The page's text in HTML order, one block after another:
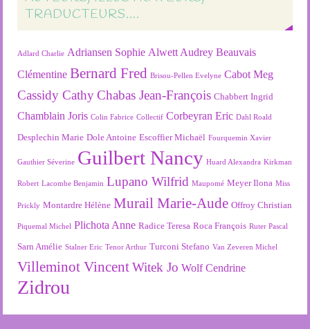
TRADUCTEURS….
Adlard Charlie Adriansen Sophie Alwett Audrey Beauvais
Clémentine Bernard Fred Brisou-Pellen Evelyne Cabot Meg
Cassidy Cathy Chabas Jean-François Chabbert Ingrid
Chamblain Joris Colin Fabrice Collectif Corbeyran Eric Dahl Roald
Desplechin Marie Dole Antoine Escoffier Michaël Fourquemin Xavier
Gauthier Séverine Guilbert Nancy Huard Alexandra Kirkman
Robert Lacombe Benjamin Lupano Wilfrid Maupomé Meyer Ilona Miss
Prickly Montardre Hélène Murail Marie-Aude Offroy Christian
Piquemal Michel Plichota Anne Radice Teresa Roca François Ruter Pascal
Sarn Amélie Stalner Eric Tenor Arthur Turconi Stefano Van Zeveren Michel
Villeminot Vincent Witek Jo Wolf Cendrine
Zidrou